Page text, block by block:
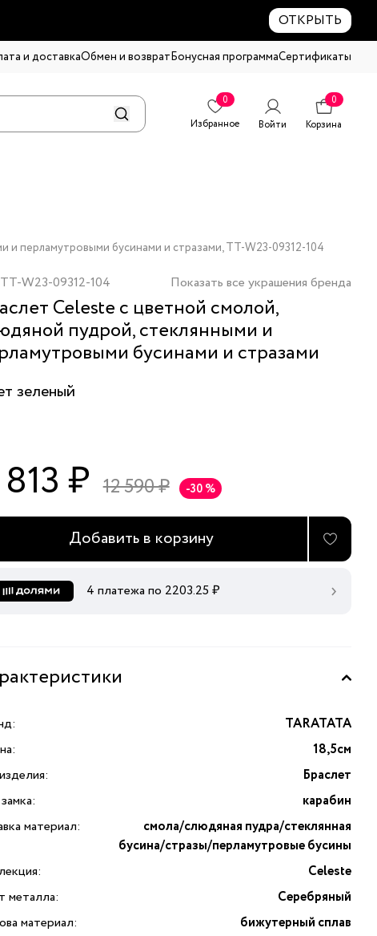
ОТКРЫТЬ
и доставкаОбмен и возвратБонусная программаСертификаты
0
Избранное
Войти
0
Корзина
и перламутровыми бусинами и стразами, TT-W23-09312-104
TT-W23-09312-104 Показать все украшения бренда
Celeste с цветной смолой,
пудрой, стеклянными и
бусинами и стразами
зеленый
₽ 12 590 ₽ -30 %
Добавить в корзину
4 платежа по 2203.25 ₽
TARATATA
18,5см
Браслет
карабин
материал:
смола/слюдяная пудра/стеклянная
бусина/стразы/перламутровые бусины
Celeste
металла:
Серебряный
материал:
бижутерный сплав